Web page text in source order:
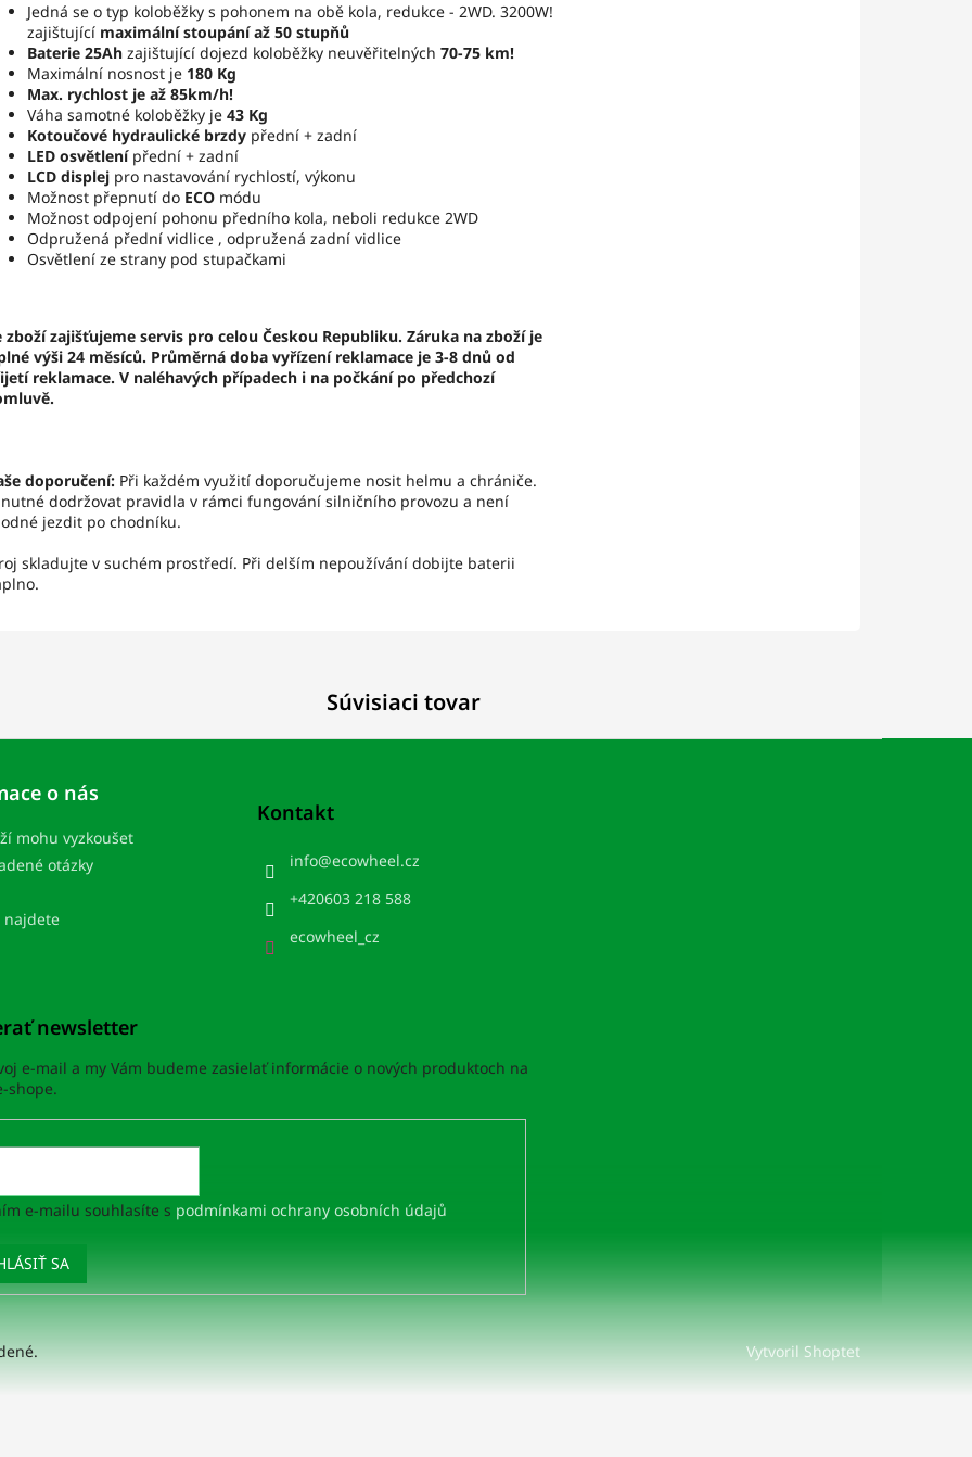
Súvisiaci tovar
Jedná se o typ koloběžky s pohonem na obě kola, redukce - 2WD. 3200W!
zajištující maximální stoupání až 50 stupňů
Baterie 25Ah zajištující dojezd koloběžky neuvěřitelných 70-75 km!
Maximální nosnost je 180 Kg
Max. rychlost je až 85km/h!
Váha samotné koloběžky je 43 Kg
Kotoučové hydraulické brzdy přední + zadní
LED osvětlenípřední + zadní
LCD displej pro nastavování rychlostí, výkonu
Možnost přepnutí do ECO módu
Možnost odpojení pohonu předního kola, neboli redukce 2WD
Odpružená přední vidlice , odpružená zadní vidlice
Osvětlení ze strany pod stupačkami
zboží zajišťujeme servis pro celou Českou Republiku. Záruka na zboží je
výši 24 měsíců. Průměrná doba vyřízení reklamace je 3-8 dnů od
reklamace. V naléhavých případech i na počkání po předchozí
doporučení: Při každém využití doporučujeme nosit helmu a chrániče.
nutné dodržovat pravidla v rámci fungování silničního provozu a není
jezdit po chodníku.
skladujte v suchém prostředí. Při delším nepoužívání dobijte baterii
o nás
mohu vyzkoušet
otázky
najdete
Kontakt
info@ecowheel.cz
+420603 218 588
ecowheel_cz
newsletter
e-mail a my Vám budeme zasielať informácie o nových produktoch na
shope.
e-mailu souhlasíte s podmínkami ochrany osobních údajů
SA
Vytvoril Shoptet